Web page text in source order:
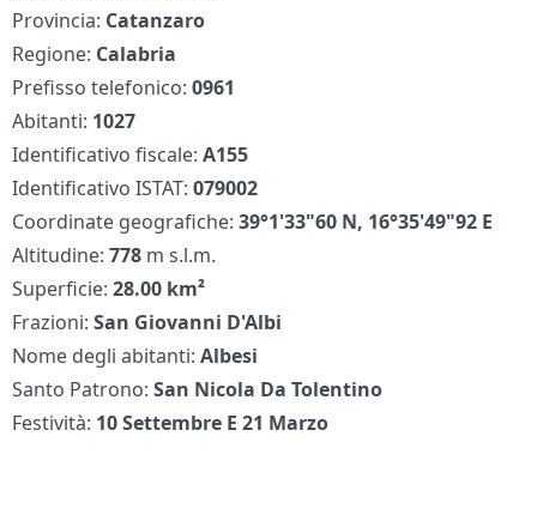
Provincia: Catanzaro
Regione: Calabria
Prefisso telefonico:0961
Abitanti: 1027
Identificativo fiscale:A155
Identificativo ISTAT:079002
Coordinate geografiche:39°1'33"60 N, 16°35'49"92 E
Altitudine:778 m s.l.m.
Superficie:28.00 km²
Frazioni:San Giovanni D'Albi
Nome degli abitanti:Albesi
Santo Patrono:San Nicola Da Tolentino
Festività: 10 Settembre E 21 Marzo